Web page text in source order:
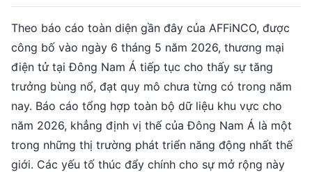
Theo báo cáo toàn diện gần đây của AFFiNCO, được
công bố vào ngày 6 tháng 5 năm 2026, thương mại
điện tử tại Đông Nam Á tiếp tục cho thấy sự tăng
trưởng bùng nổ, đạt quy mô chưa từng có trong năm
nay. Báo cáo tổng hợp toàn bộ dữ liệu khu vực cho
năm 2026, khẳng định vị thế của Đông Nam Á là một
trong những thị trường phát triển năng động nhất thế
giới. Các yếu tố thúc đẩy chính cho sự mở rộng này